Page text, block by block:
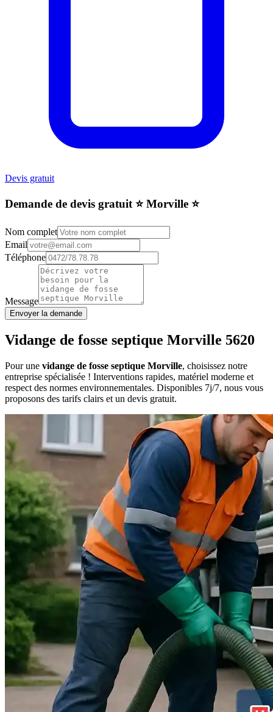
Devis gratuit
Demande de devis gratuit ⭐️ Morville ⭐️
Nom complet
Email
Téléphone
Message
Envoyer la demande
Vidange de fosse septique Morville 5620
Pour une vidange de fosse septique Morville, choisissez notre
entreprise spécialisée ! Interventions rapides, matériel moderne et
respect des normes environnementales. Disponibles 7j/7, nous vous
proposons des tarifs clairs et un devis gratuit.